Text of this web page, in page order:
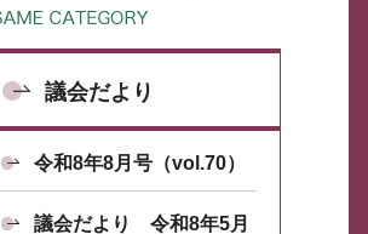
議会だより
令和8年8月号（vol.70）
議会だより 令和8年5月